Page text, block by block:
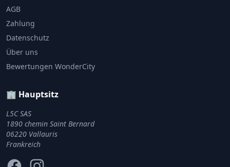
AGB
Zahlung
Datenschutz
Über uns
Bewertungen WonderCity
🏢 Hauptsitz
L5C SAS
1890 chemin Saint Bernard
06220 Vallauris
Frankreich
FacebookInstagram